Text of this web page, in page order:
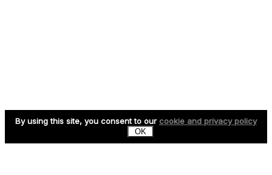
By using this site, you consent to our cookie and privacy policy